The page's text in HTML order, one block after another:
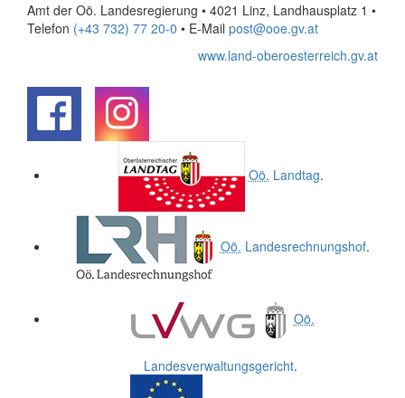
Amt der Oö. Landesregierung • 4021 Linz, Landhausplatz 1 •
Telefon (+43 732) 77 20-0 • E-Mail post@ooe.gv.at
www.land-oberoesterreich.gv.at
Oö. Landtag.
Oö. Landesrechnungshof.
Oö.
Landesverwaltungsgericht.